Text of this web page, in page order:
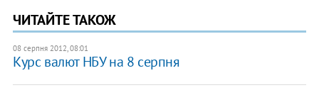
ЧИТАЙТЕ ТАКОЖ
08 серпня 2012, 08:01
Курс валют НБУ на 8 серпня